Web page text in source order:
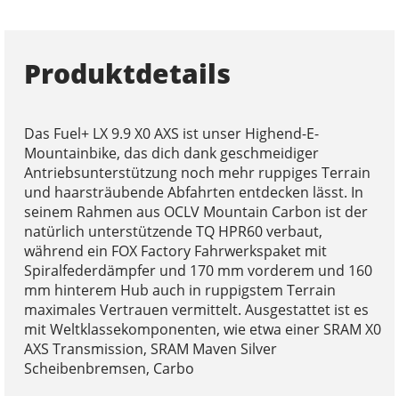
Produktdetails
Das Fuel+ LX 9.9 X0 AXS ist unser Highend-E-
Mountainbike, das dich dank geschmeidiger
Antriebsunterstützung noch mehr ruppiges Terrain
und haarsträubende Abfahrten entdecken lässt. In
seinem Rahmen aus OCLV Mountain Carbon ist der
natürlich unterstützende TQ HPR60 verbaut,
während ein FOX Factory Fahrwerkspaket mit
Spiralfederdämpfer und 170 mm vorderem und 160
mm hinterem Hub auch in ruppigstem Terrain
maximales Vertrauen vermittelt. Ausgestattet ist es
mit Weltklassekomponenten, wie etwa einer SRAM X0
AXS Transmission, SRAM Maven Silver
Scheibenbremsen, Carbo